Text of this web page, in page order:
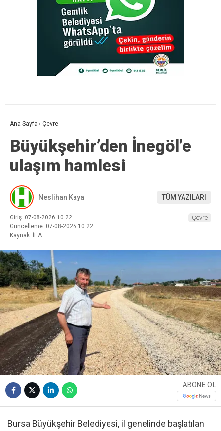
Ana Sayfa › Çevre
Büyükşehir’den İnegöl’e
ulaşım hamlesi
Neslihan Kaya TÜM YAZILARI
Giriş: 07-08-2026 10:22
Güncelleme: 07-08-2026 10:22
Kaynak: İHA
Çevre
ABONE OL
Bursa Büyükşehir Belediyesi, il genelinde başlatılan